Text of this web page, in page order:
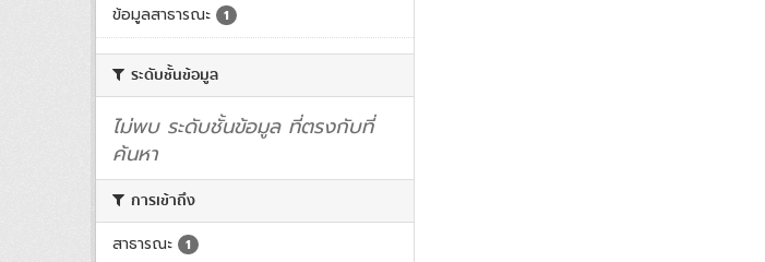
ข้อมูลสาธารณะ 1
ระดับชั้นข้อมูล
ไม่พบ ระดับชั้นข้อมูล ที่ตรงกับที่
ค้นหา
การเข้าถึง
สาธารณะ 1